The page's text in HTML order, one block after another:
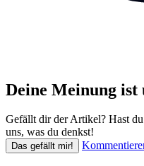
Deine Meinung ist
Gefällt dir der Artikel? Hast
uns, was du denkst!
Das gefällt mir!